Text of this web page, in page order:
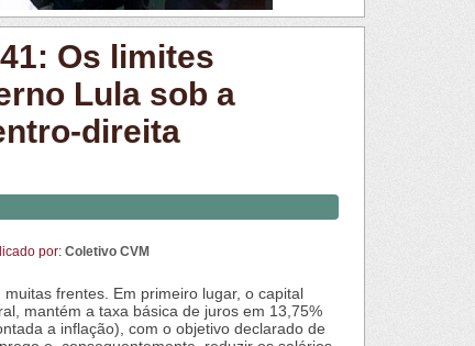
Os limites
Lula sob a
direita
por: Coletivo CVM
frentes. Em primeiro lugar, o capital
mantém a taxa básica de juros em 13,75%
a inflação), com o objetivo declarado de